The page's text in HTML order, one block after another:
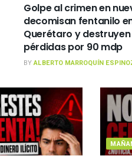
Golpe al crimen en
decomisan fentanilo
Querétaro y
pérdidas por 90 mdp
BYALBERTO MARROQUÍN